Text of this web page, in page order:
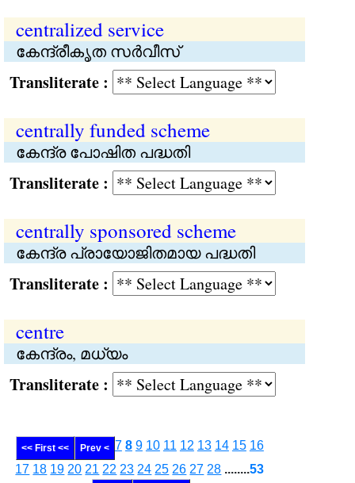
centralized service
കേന്ദ്രീകൃത സര്‍വീസ്
:
centrally funded scheme
കേന്ദ്ര പോഷിത പദ്ധതി
:
centrally sponsored scheme
കേന്ദ്ര പ്രായോജിതമായ പദ്ധതി
:
centre
കേന്ദ്രം, മധ്യം
:
<< First << Prev < 7 8 9 10 11 12 13 14 15 16
17 18 19 20 21 22 23 24 25 26 27 28 ........53